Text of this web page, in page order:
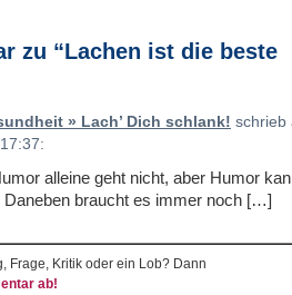
zu “Lachen ist die beste
» Lach’ Dich schlank! schrieb
alleine geht nicht, aber Humor
braucht es immer noch […]
Frage, Kritik oder ein Lob? Dann
ab!